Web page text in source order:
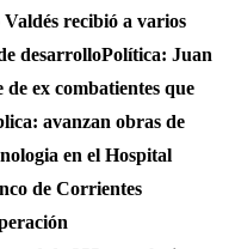
recibió a varios
desarrolloPolítica: Juan
ex combatientes que
avanzan obras de
en el Hospital
de Corrientes